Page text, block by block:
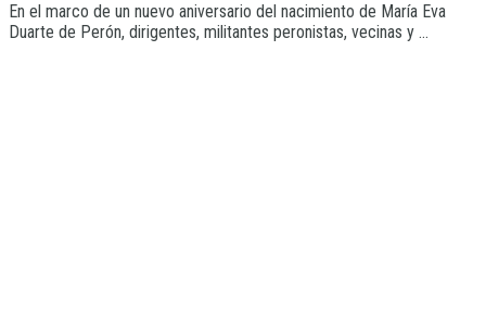
En el marco de un nuevo aniversario del nacimiento de María Eva
Duarte de Perón, dirigentes, militantes peronistas, vecinas y ...